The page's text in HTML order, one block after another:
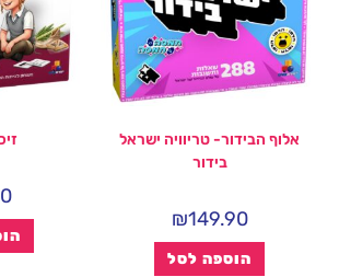
אלוף הבידור- טריוויה ישראל
בידור
₪149.90
הוספה לסל